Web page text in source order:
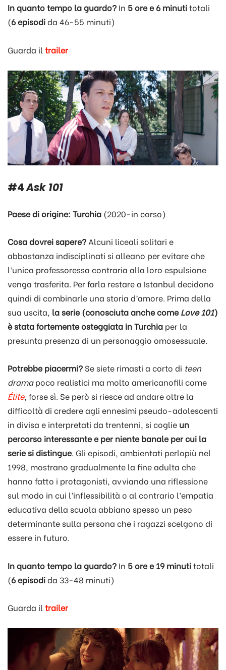
In quanto tempo la guardo? In 5 ore e 6 minutitotali
(6 episodida 46-55 minuti)
Guarda il trailer
#4Ask 101
Paese di origine: Turchia (2020-in corso)
Cosa dovrei sapere? Alcuni liceali solitari e
abbastanza indisciplinati si alleano per evitare che
l’unica professoressa contraria alla loro espulsione
venga trasferita. Per farla restare a Istanbul decidono
quindi di combinarle una storia d’amore. Prima della
sua uscita, la serie (conosciuta anche comeLove 101)
è stata fortemente osteggiata in Turchia per la
presunta presenza di un personaggio omosessuale.
Potrebbe piacermi? Se siete rimasti a corto di teen
dramapoco realistici ma molto americanofili come
Élite, forse sì. Se però si riesce ad andare oltre la
difficoltà di credere agli ennesimi pseudo-adolescenti
in divisa e interpretati da trentenni, si coglie un
percorso interessante e per niente banale per cui la
serie si distingue. Gli episodi, ambientati perlopiù nel
1998, mostrano gradualmente la fine adulta che
hanno fatto i protagonisti, avviando una riflessione
sul modo in cui l’inflessibilità o al contrario l’empatia
educativa della scuola abbiano spesso un peso
determinante sulla persona che i ragazzi scelgono di
essere in futuro.
In quanto tempo la guardo? In 5 ore e 19 minutitotali
(6 episodida 33-48 minuti)
Guarda il trailer